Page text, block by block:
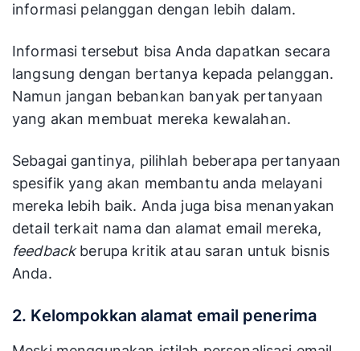
informasi pelanggan dengan lebih dalam.
Informasi tersebut bisa Anda dapatkan secara
langsung dengan bertanya kepada pelanggan.
Namun jangan bebankan banyak pertanyaan
yang akan membuat mereka kewalahan.
Sebagai gantinya, pilihlah beberapa pertanyaan
spesifik yang akan membantu anda melayani
mereka lebih baik. Anda juga bisa menanyakan
detail terkait nama dan alamat email mereka,
feedbackberupa kritik atau saran untuk bisnis
Anda.
2. Kelompokkan alamat email penerima